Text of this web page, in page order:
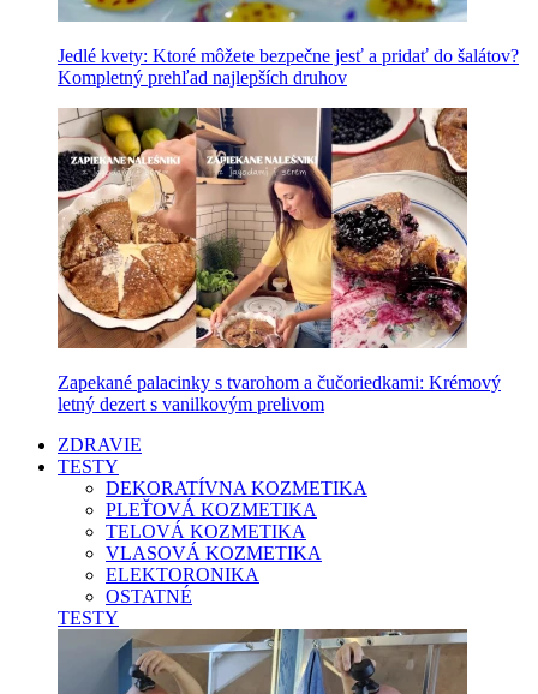
Jedlé kvety: Ktoré môžete bezpečne jesť a pridať do šalátov?
Kompletný prehľad najlepších druhov
Zapekané palacinky s tvarohom a čučoriedkami: Krémový
letný dezert s vanilkovým prelivom
ZDRAVIE
TESTY
DEKORATÍVNA KOZMETIKA
PLEŤOVÁ KOZMETIKA
TELOVÁ KOZMETIKA
VLASOVÁ KOZMETIKA
ELEKTORONIKA
OSTATNÉ
TESTY